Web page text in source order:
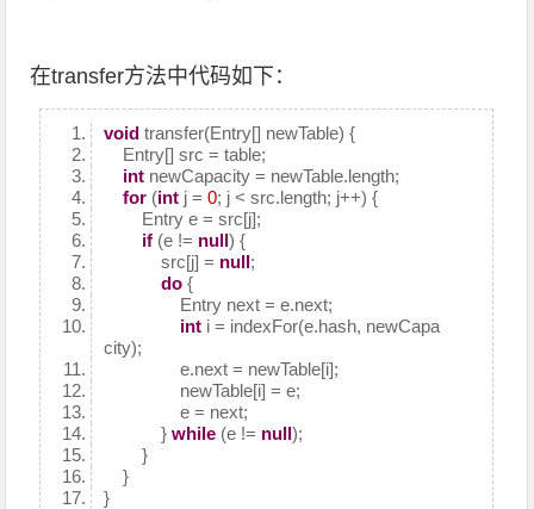
在transfer方法中代码如下：
void transfer(Entry[] newTable) {
Entry[] src = table;
int newCapacity = newTable.length;
for (int j =0; j < src.length; j++) {
Entry e = src[j];
if (e != null) {
src[j] = null;
do {
Entry next = e.next;
int i = indexFor(e.hash, newCapa
city);
e.next = newTable[i];
newTable[i] = e;
e = next;
}while (e != null);
}
}
}